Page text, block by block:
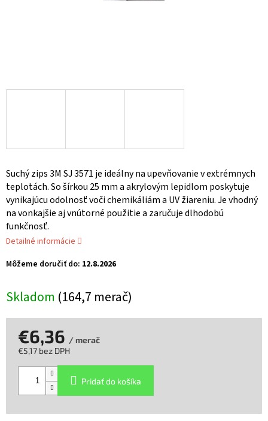
Skladom (164,7 merač)
Môžeme doručiť do: 12.8.2026
Suchý zips 3M SJ 3571 je ideálny na upevňovanie v extrémnych
teplotách. So šírkou 25 mm a akrylovým lepidlom poskytuje
vynikajúcu odolnosť voči chemikáliám a UV žiareniu. Je vhodný
na vonkajšie aj vnútorné použitie a zaručuje dlhodobú
funkčnosť.
Detailné informácie
€6,36 / merač
€5,17 bez DPH
Pridať do košíka